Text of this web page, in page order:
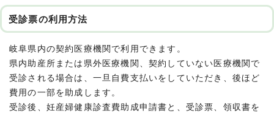
受診票の利用方法
岐阜県内の契約医療機関で利用できます。
県内助産所または県外医療機関、契約していない医療機関で
受診される場合は、一旦自費支払いをしていただき、後ほど
費用の一部を助成します。
受診後、妊産婦健康診査費助成申請書と、受診票、領収書を